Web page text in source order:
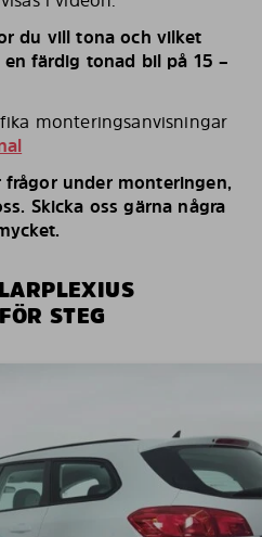
du vill tona och vilket
färdig tonad bil på 15 –
monteringsanvisningar
under monteringen,
Skicka oss gärna några
STEG